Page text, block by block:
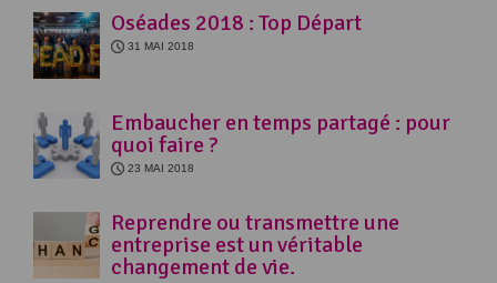
Oséades 2018 : Top Départ
31 MAI 2018
Embaucher en temps partagé : pour
quoi faire ?
23 MAI 2018
Reprendre ou transmettre une
entreprise est un véritable
changement de vie.